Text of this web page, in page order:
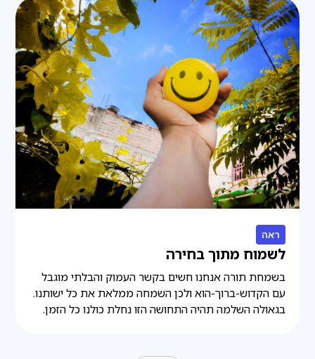
ראה
לשמוח מתוך בחירה
בשמחת תורה אנחנו חשים בקשר העמוק והבלתי מוגבל
עם הקדוש-ברוך-הוא ולכן השמחה ממלאת את כל ישותנו.
בגאולה השלמה תהיה התחושה הזו נחלת כולנו כל הזמן.